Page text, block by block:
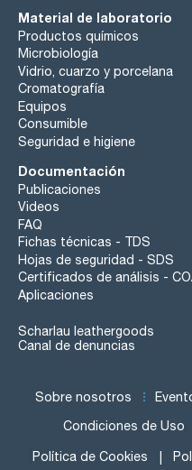
Material de laboratorio
Productos químicos
Microbiología
Vidrio, cuarzo y porcelana
Cromatografía
Equipos
Consumible
Seguridad e higiene
Documentación
Publicaciones
Videos
FAQ
Fichas técnicas - TDS
Hojas de seguridad - SDS
Certificados de análisis -
Aplicaciones
Scharlau leathergoods
Canal de denuncias
Sobre nosotros
Condiciones de Uso
Política de Cookies